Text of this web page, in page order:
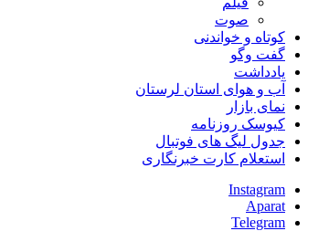
صوت
کوتاه و خواندنی
گفت وگو
یادداشت
آب و هوای استان لرستان
نمای بازار
کیوسک روزنامه
جدول لیگ های فوتبال
استعلام کارت خبرنگاری
Instagram
Aparat
Telegram